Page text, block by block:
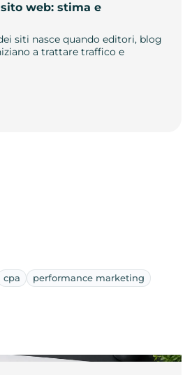
web: stima e
siti nasce quando editori, blog
a trattare traffico e
cpa
performance marketing